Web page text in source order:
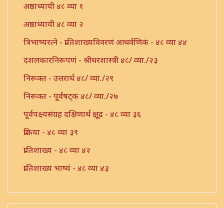
अष्ठाध्यायी ४८ व्या १
अष्ठाध्यायी ४८ व्या २
त्रिभाष्यरत्ने - प्रातिशाख्यविवरणं आथर्वणिकं - ४८ व्या ४४
दशलकारनिरूपणं - श्रीधरशास्त्री ४८/ व्या./२३
निरूक्त - उत्तरार्ध ४८/ व्या./२९
निरूक्त - पूर्वषट्क ४८/ व्या./२७
पूर्वपक्ष्यसंग्रह दक्षिणार्थ क्षूद्र - ४८ व्या ३६
प्रक्रिया - ४८ व्या ३९
प्रातिशाख्य - ४८ व्या ४२
प्रातिशाख्य भाष्यं - ४८ व्या ४३
प्रौढमनोरमा ४८ व्या ४६